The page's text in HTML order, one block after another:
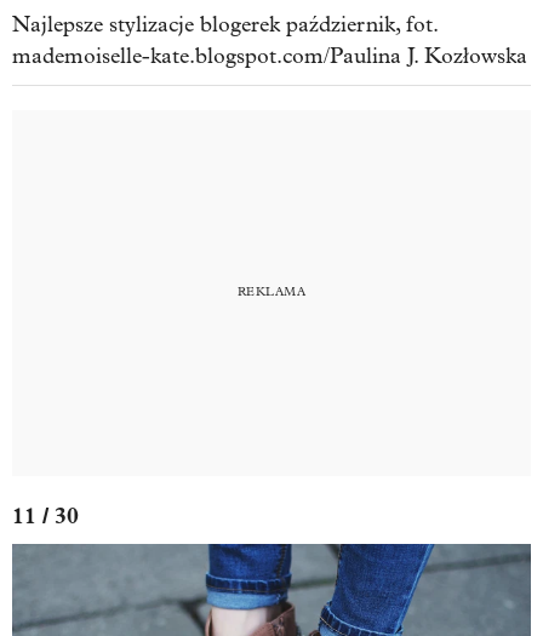
Najlepsze stylizacje blogerek październik, fot.
mademoiselle-kate.blogspot.com/Paulina J. Kozłowska
11 / 30